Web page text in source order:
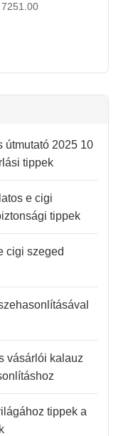
útmutató 2025 10
tippek
e cigi
tippek
cigi szeged
vásárlói kalauz
tippek a